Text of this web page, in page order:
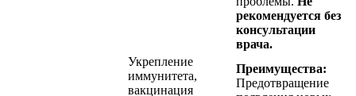
рекомендуется без
консультации
врача.
Укрепление
иммунитета,
вакцинация
Преимущества:
Предотвращение